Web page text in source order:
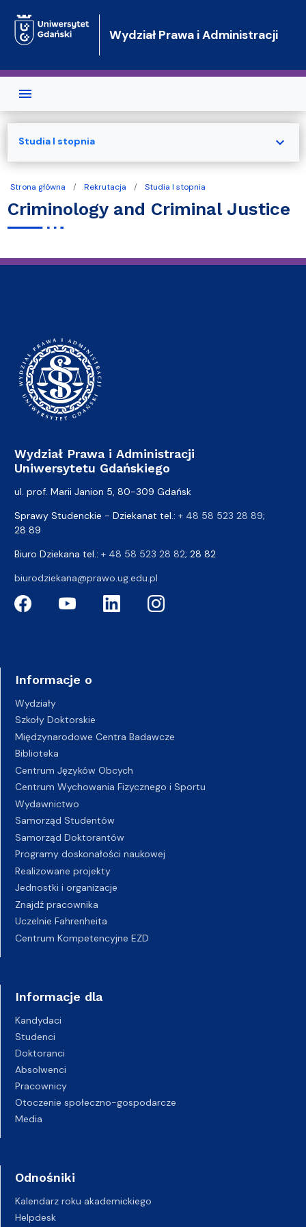
Wydział Prawa i Administracji
Strona główna Rekrutacja Studia I stopnia
Criminology and Criminal Justice
Studia I stopnia expand_more
Wydział Prawa i Administracji
Uniwersytetu Gdańskiego
ul. prof. Marii Janion 5, 80-309 Gdańsk
Sprawy Studenckie - Dziekanat tel.: + 48 58 523 28 89;
28 89
Biuro Dziekana tel.: + 48 58 523 28 82; 28 82
biurodziekana@prawo.ug.edu.pl
Informacje o
Wydziały
Szkoły Doktorskie
Międzynarodowe Centra Badawcze
Biblioteka
Centrum Języków Obcych
Centrum Wychowania Fizycznego i Sportu
Wydawnictwo
Samorząd Studentów
Samorząd Doktorantów
Programy doskonałości naukowej
Realizowane projekty
Jednostki i organizacje
Znajdź pracownika
Uczelnie Fahrenheita
Centrum Kompetencyjne EZD
Informacje dla
Kandydaci
Studenci
Doktoranci
Absolwenci
Pracownicy
Otoczenie społeczno-gospodarcze
Media
Odnośniki
Kalendarz roku akademickiego
Helpdesk